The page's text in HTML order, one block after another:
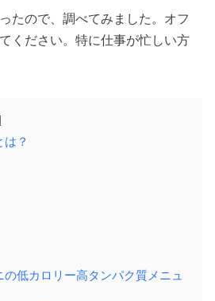
たので、調べてみました。オフ
ください。特に仕事が忙しい方
？
の低カロリー高タンパク質メニュ